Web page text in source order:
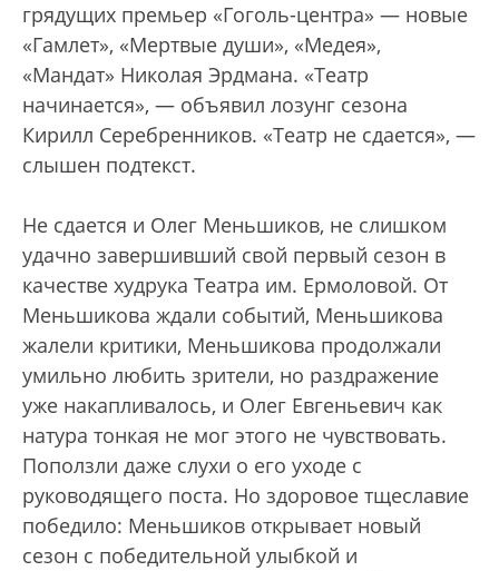
грядущих премьер «Гоголь-центра» — новые
«Гамлет», «Мертвые души», «Медея»,
«Мандат» Николая Эрдмана. «Театр
начинается», — объявил лозунг сезона
Кирилл Серебренников. «Театр не сдается», —
слышен подтекст.
Не сдается и Олег Меньшиков, не слишком
удачно завершивший свой первый сезон в
качестве худрука Театра им. Ермоловой. От
Меньшикова ждали событий, Меньшикова
жалели критики, Меньшикова продолжали
умильно любить зрители, но раздражение
уже накапливалось, и Олег Евгеньевич как
натура тонкая не мог этого не чувствовать.
Поползли даже слухи о его уходе с
руководящего поста. Но здоровое тщеславие
победило: Меньшиков открывает новый
сезон с победительной улыбкой и